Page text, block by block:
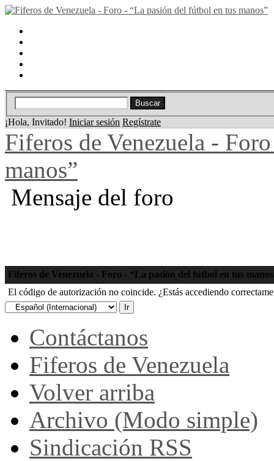
¡Hola, Invitado! Iniciar sesión Regístrate
Fiferos de Venezuela -
manos”
Mensaje del foro
Fiferos de Venezuela - Foro - “La pasión del fútbol en tus
El código de autorización no coincide. ¿Estás accediendo
Contáctanos
Fiferos de Venezuela
Volver arriba
Archivo (Modo simple)
Sindicación RSS